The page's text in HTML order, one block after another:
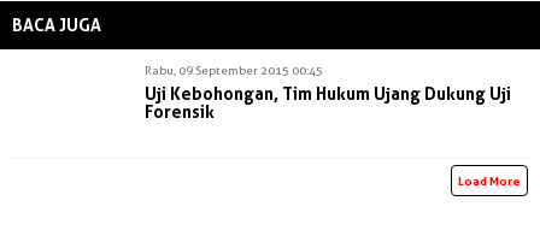
BACA JUGA
Rabu, 09 September 2015 00:45
Uji Kebohongan, Tim Hukum Ujang Dukung Uji
Forensik
Load More